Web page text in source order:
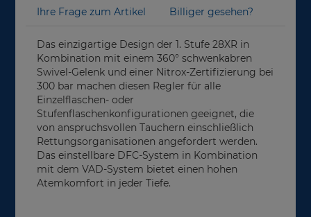
Ihre Frage zum Artikel Billiger gesehen?
Das einzigartige Design der 1. Stufe 28XR in
Kombination mit einem 360° schwenkabren
Swivel-Gelenk und einer Nitrox-Zertifizierung bei
300 bar machen diesen Regler für alle
Einzelflaschen- oder
Stufenflaschenkonfigurationen geeignet, die
von anspruchsvollen Tauchern einschließlich
Rettungsorganisationen angefordert werden.
Das einstellbare DFC-System in Kombination
mit dem VAD-System bietet einen hohen
Atemkomfort in jeder Tiefe.